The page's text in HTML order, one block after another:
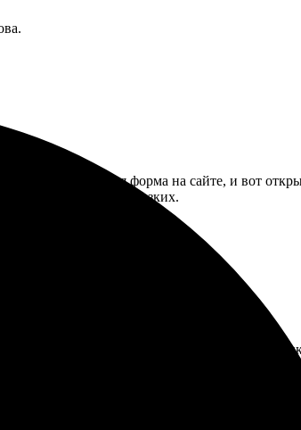
и удобно! Простая форма на сайте, и вот
хочет порадовать близких.
яркая, детали четкие. Отправка в